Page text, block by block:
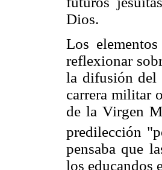
Dios.
Los
reflexionar
la difusión del
carrera militar
de la Virgen
predilección
pensaba que
los educandos